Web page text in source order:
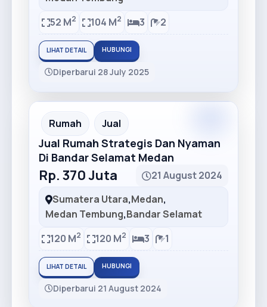
52 M2 104 M2 3 2
LIHAT DETAIL HUBUNGI
Diperbarui 28 July 2025
Recommended
Rumah Jual
Jual Rumah Strategis Dan Nyaman
Di Bandar Selamat Medan
Rp. 370 Juta
21 August 2024
Sumatera Utara,Medan,
Medan Tembung,Bandar Selamat
120 M2 120 M2 3 1
LIHAT DETAIL HUBUNGI
Diperbarui 21 August 2024